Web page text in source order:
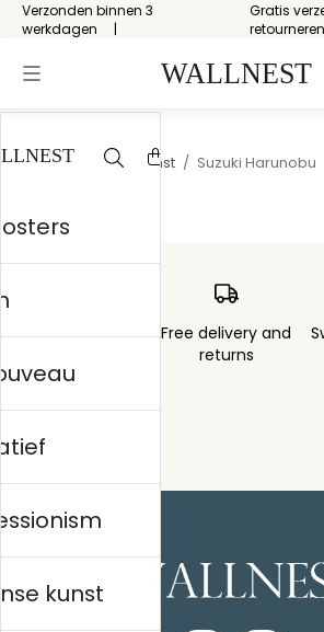
Verzonden binnen 3
werkdagen
Gratis
retourneren
Start / Japanse kunst / Suzuki Harunobu
Order sent within Free delivery and
returns
kunst